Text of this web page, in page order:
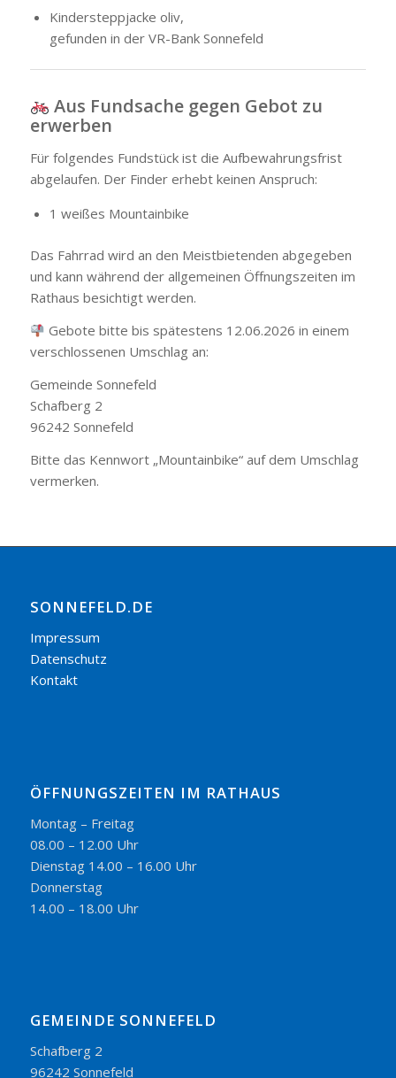
Kindersteppjacke oliv,
gefunden in der VR-Bank Sonnefeld
Aus Fundsache gegen Gebot zu
erwerben
Für folgendes Fundstück ist die Aufbewahrungsfrist
abgelaufen. Der Finder erhebt keinen Anspruch:
1 weißes Mountainbike
Das Fahrrad wird an den Meistbietenden abgegeben
und kann während der allgemeinen Öffnungszeiten im
Rathaus besichtigt werden.
Gebote bitte bis spätestens 12.06.2026 in einem
verschlossenen Umschlag an:
Gemeinde Sonnefeld
Schafberg 2
96242 Sonnefeld
Bitte das Kennwort „Mountainbike“ auf dem Umschlag
vermerken.
SONNEFELD.DE
Impressum
Datenschutz
Kontakt
ÖFFNUNGSZEITEN IM RATHAUS
Montag – Freitag
08.00 – 12.00 Uhr
Dienstag 14.00 – 16.00 Uhr
Donnerstag
14.00 – 18.00 Uhr
GEMEINDE SONNEFELD
Schafberg 2
96242 Sonnefeld